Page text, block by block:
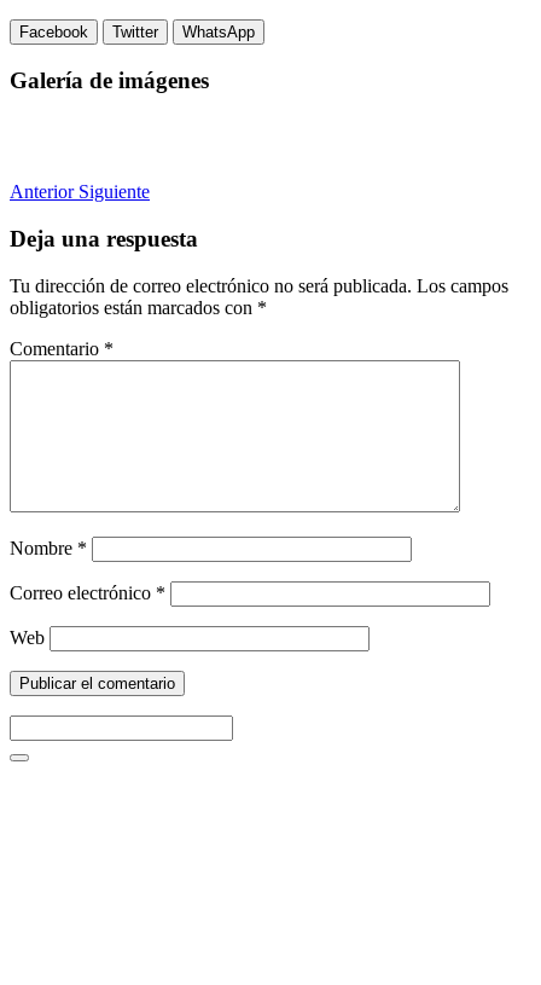
Facebook Twitter WhatsApp
Galería de imágenes
Anterior Siguiente
Deja una respuesta
Tu dirección de correo electrónico no será publicada. Los campos
obligatorios están marcados con *
Comentario *
Nombre *
Correo electrónico *
Web